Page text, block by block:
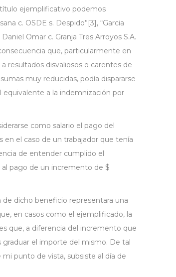
título ejemplificativo podemos
c. OSDE s. Despido”[3], “Garcia
Omar c. Granja Tres Arroyos S.A.
que, particularmente en
resultados disvaliosos o carentes de
muy reducidas, podía dispararse
a la indemnización por
como salario el pago del
el caso de un trabajador que tenía
de entender cumplido el
al pago de un incremento de $
dicho beneficio representara una
en casos como el ejemplificado, la
que, a diferencia del incremento que
graduar el importe del mismo. De tal
punto de vista, subsiste al día de